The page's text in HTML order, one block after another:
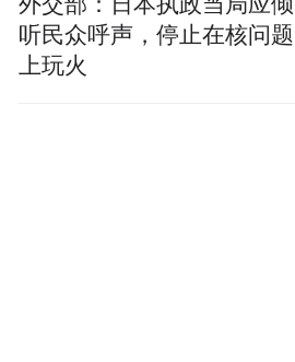
听民众呼声，停止在核问题
上玩火